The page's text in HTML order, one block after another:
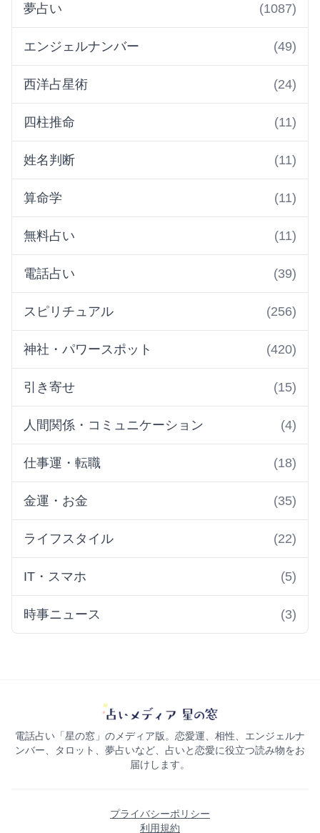
夢占い (1087)
エンジェルナンバー (49)
西洋占星術 (24)
四柱推命 (11)
姓名判断 (11)
算命学 (11)
無料占い (11)
電話占い (39)
スピリチュアル (256)
神社・パワースポット (420)
引き寄せ (15)
人間関係・コミュニケーション (4)
仕事運・転職 (18)
金運・お金 (35)
ライフスタイル (22)
IT・スマホ (5)
時事ニュース (3)
電話占い「星の窓」のメディア版。恋愛運、相性、エンジェルナ
ンバー、タロット、夢占いなど、占いと恋愛に役立つ読み物をお
届けします。
プライバシーポリシー
利用規約